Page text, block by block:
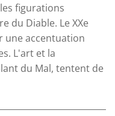
figurations
du Diable. Le XXe
une accentuation
L'art et la
du Mal, tentent de